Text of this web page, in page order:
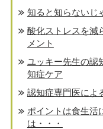
知ると知らないじ
酸化ストレスを減
メント
ユッキー先生の認
知症ケア
認知症専門医によ
ポイントは食生活
は・・・